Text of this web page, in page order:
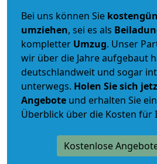
Bei uns können Sie
umziehen, sei es als
kompletter Umzug. Unser
wir über die Jahre aufgebaut
deutschlandweit und sogar
unterwegs. Holen Sie sich
Angebote und erhalten Sie
Überblick über die Kosten für
Kostenlose